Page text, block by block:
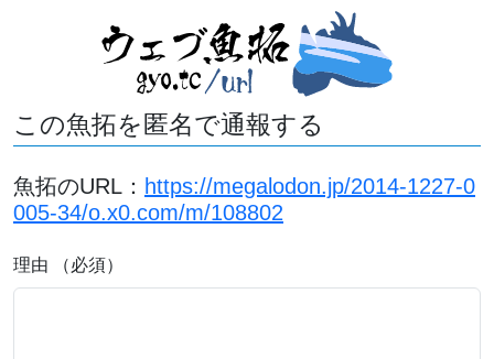
この魚拓を匿名で通報する
魚拓のURL： https://megalodon.jp/2014-1227-0
005-34/o.x0.com/m/108802
理由 （必須）